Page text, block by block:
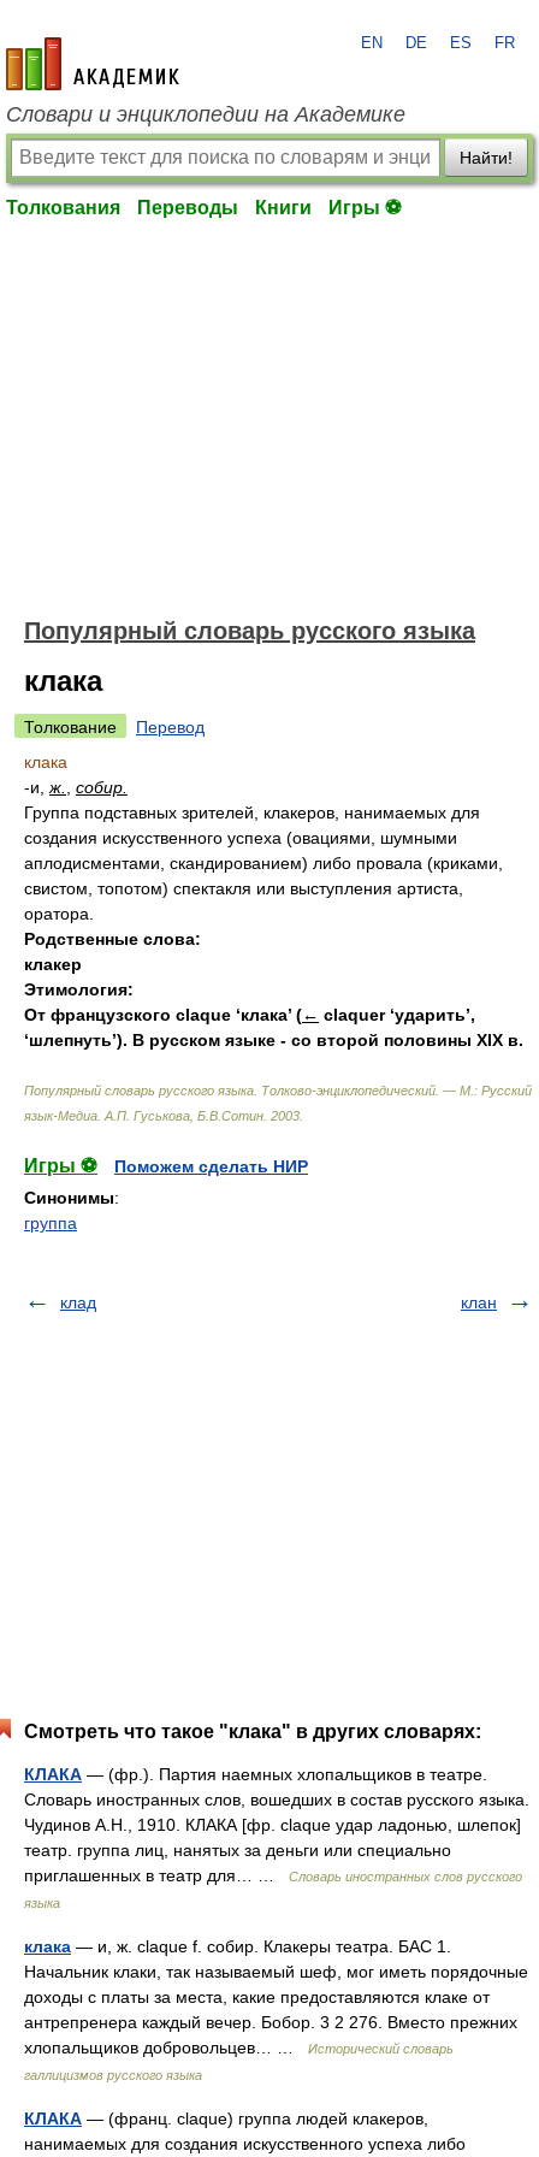
academic.ru
EN DE ES FR
Словари и энциклопедии на Академике
Найти!
Толкования Переводы Книги Игры ⚽
Популярный словарь русского языка
клака
Толкование
Перевод
клака
-и, ж.
собир.
Группа подставных зрителей, клакеров, нанимаемых для
создания искусственного успеха (овациями, шумными
аплодисментами, скандированием) либо провала (криками,
свистом, топотом) спектакля или выступления артиста,
оратора.
Родственные слова:
клакер
Этимология:
От французского claque ‘клака’ (← claquer ‘ударить’,
‘шлепнуть’). В русском языке - со второй половины XIX в.
Популярный словарь русского языка. Толково-энциклопедический. — М.: Русский
язык-Медиа А.П. Гуськова, Б.В.Сотин 2003
Игры ⚽
Поможем сделать НИР
Синонимы:
группа
клад клан
Смотреть что такое "клака" в других словарях:
КЛАКА — (фр.). Партия наемных хлопальщиков в театре.
Словарь иностранных слов, вошедших в состав русского языка.
Чудинов А.Н., 1910. КЛАКА [фр. claque удар ладонью, шлепок]
театр. группа лиц, нанятых за деньги или специально
приглашенных в театр для… …
Словарь иностранных слов русского
языка
клака — и, ж. claque f. собир. Клакеры театра. БАС 1.
Начальник клаки, так называемый шеф, мог иметь порядочные
доходы с платы за места, какие предоставляются клаке от
антрепренера каждый вечер. Бобор. 3 2 276. Вместо прежних
хлопальщиков добровольцев… …
Исторический словарь
галлицизмов русского языка
КЛАКА — (франц. claque) группа людей клакеров,
нанимаемых для создания искусственного успеха либо